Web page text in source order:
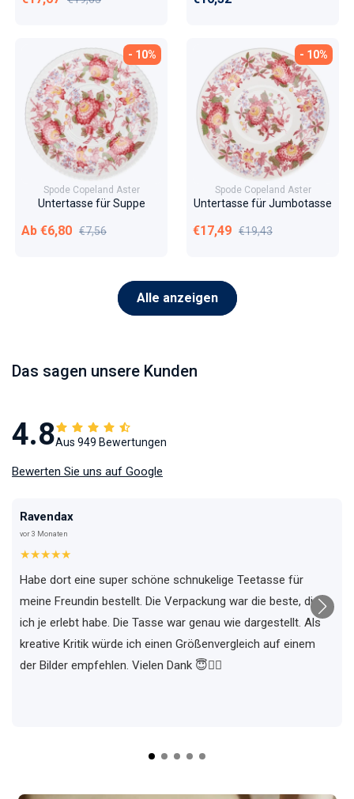
- 10%
Spode Copeland Aster
Untertasse für Suppe
Verkaufspreis
Ab €6,80 Normaler Preis
€7,56
- 10%
Spode Copeland Aster
Untertasse für Jumbotasse
Verkaufspreis
€17,49 Normaler Preis
€19,43
Alle anzeigen
Das sagen unsere Kunden
4.8Aus 949 Bewertungen
Bewerten Sie uns auf Google
Ravendax
vor 3 Monaten
★★★★★
Habe dort eine super schöne schnukelige Teetasse für
meine Freundin bestellt. Die Verpackung war die beste, die
ich je erlebt habe. Die Tasse war genau wie dargestellt. Als
kreative Kritik würde ich einen Größenvergleich auf einem
der Bilder empfehlen. Vielen Dank 😇✌🏼